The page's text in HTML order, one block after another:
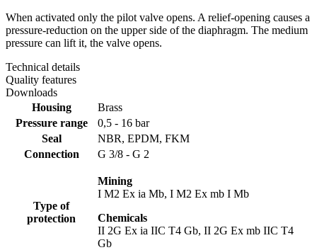
When activated only the pilot valve opens. A relief-opening causes a
pressure-reduction on the upper side of the diaphragm. The medium
pressure can lift it, the valve opens.
Technical details
Quality features
Downloads
Housing
Brass
Pressure range
0,5 - 16 bar
Seal
NBR, EPDM, FKM
Connection
G 3/8 - G 2
Type of
protection
Mining
I M2 Ex ia Mb, I M2 Ex mb I Mb
Chemicals
II 2G Ex ia IIC T4 Gb, II 2G Ex mb IIC T4
Gb